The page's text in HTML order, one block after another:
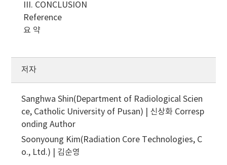
III. CONCLUSION
Reference
요 약
저자
Sanghwa Shin(Department of Radiological Scien
ce, Catholic University of Pusan) | 신상화 Corresp
onding Author
Soonyoung Kim(Radiation Core Technologies, C
o., Ltd.) | 김순영